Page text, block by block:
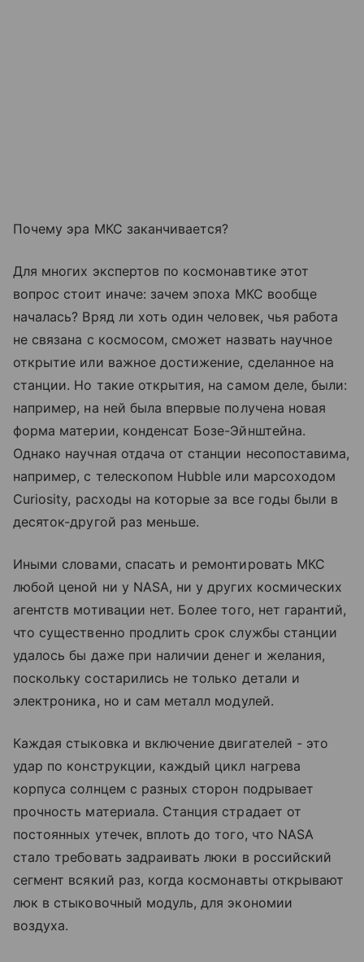
Почему эра МКС заканчивается?
Для многих экспертов по космонавтике этот
вопрос стоит иначе: зачем эпоха МКС вообще
началась? Вряд ли хоть один человек, чья работа
не связана с космосом, сможет назвать научное
открытие или важное достижение, сделанное на
станции. Но такие открытия, на самом деле, были:
например, на ней была впервые получена новая
форма материи, конденсат Бозе-Эйнштейна.
Однако научная отдача от станции несопоставима,
например, с телескопом Hubble или марсоходом
Curiosity, расходы на которые за все годы были в
десяток-другой раз меньше.
Иными словами, спасать и ремонтировать МКС
любой ценой ни у NASA, ни у других космических
агентств мотивации нет. Более того, нет гарантий,
что существенно продлить срок службы станции
удалось бы даже при наличии денег и желания,
поскольку состарились не только детали и
электроника, но и сам металл модулей.
Каждая стыковка и включение двигателей - это
удар по конструкции, каждый цикл нагрева
корпуса солнцем с разных сторон подрывает
прочность материала. Станция страдает от
постоянных утечек, вплоть до того, что NASA
стало требовать задраивать люки в российский
сегмент всякий раз, когда космонавты открывают
люк в стыковочный модуль, для экономии
воздуха.